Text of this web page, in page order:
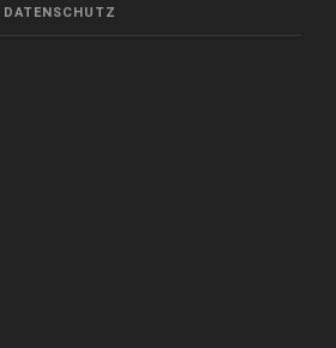
DATENSCHUTZ